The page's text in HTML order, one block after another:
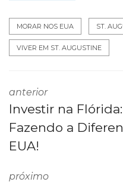
MORAR NOS EUA ST.
VIVER EM ST. AUGUSTINE
anterior
Investir na
Fazendo a
EUA!
próximo